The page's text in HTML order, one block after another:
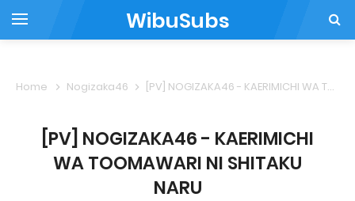
WibuSubs
Home Nogizaka46 [PV] NOGIZAKA46 - KAERIMICHI WA TOOMAWARI NI SHITAKU NARU
[PV] NOGIZAKA46 - KAERIMICHI
WA TOOMAWARI NI SHITAKU
NARU